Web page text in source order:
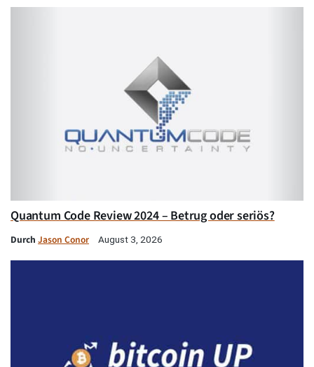
Quantum Code Review 2024 – Betrug oder seriös?
Durch Jason Conor August 3, 2026